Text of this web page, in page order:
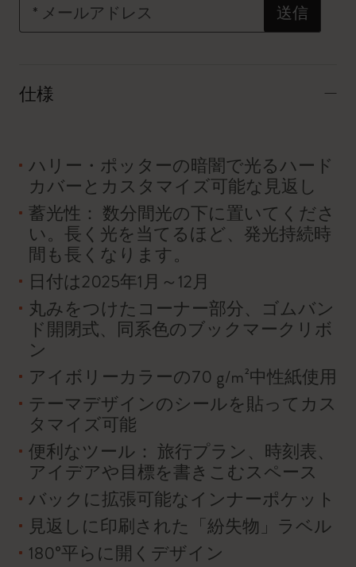
送信
* メールアドレス
仕様
ハリー・ポッターの暗闇で光るハード
カバーとカスタマイズ可能な見返し
蓄光性： 数分間光の下に置いてくださ
い。長く光を当てるほど、発光持続時
間も長くなります。
日付は2025年1月～12月
丸みをつけたコーナー部分、ゴムバン
ド開閉式、同系色のブックマークリボ
ン
アイボリーカラーの70 g/m²中性紙使用
テーマデザインのシールを貼ってカス
タマイズ可能
便利なツール： 旅行プラン、時刻表、
アイデアや目標を書きこむスペース
バックに拡張可能なインナーポケット
見返しに印刷された「紛失物」ラベル
180°平らに開くデザイン